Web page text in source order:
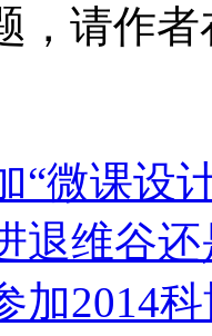
，请作
“微课设
退维谷
加2014